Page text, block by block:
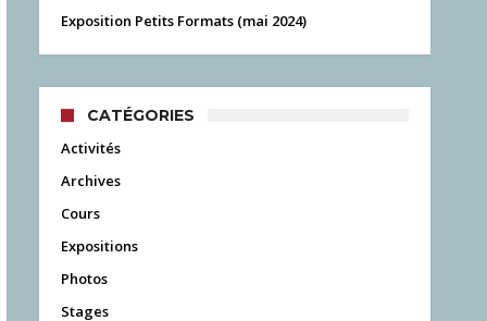
Exposition Petits Formats (mai 2024)
CATÉGORIES
Activités
Archives
Cours
Expositions
Photos
Stages